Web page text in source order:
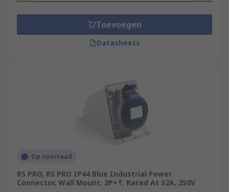
Toevoegen
Datasheets
Op voorraad
RS PRO, RS PRO IP44 Blue Industrial Power
Connector, Wall Mount, 2P+T, Rated At 32A, 250V